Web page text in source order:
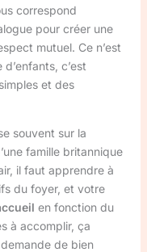
correspond
pour créer une
mutuel. Ce n’est
c’est
et des
souvent sur la
famille britannique
il faut apprendre à
du foyer, et votre
en fonction du
à accomplir, ça
de bien